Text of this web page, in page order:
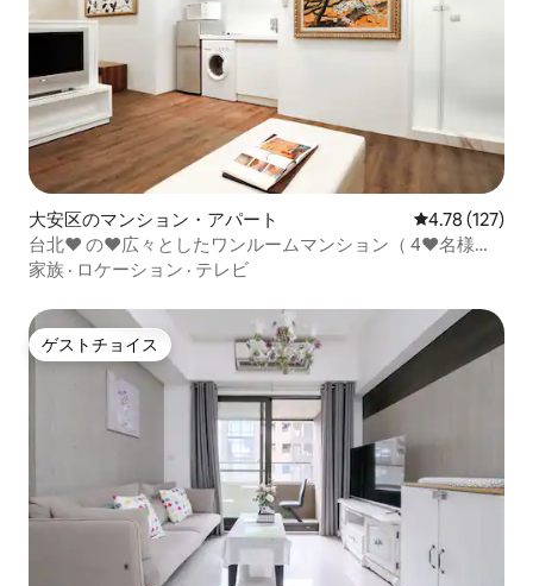
大安区のマンション・アパート レビュー127
4.78 (127)
台北♥ の♥広々としたワンルームマンション（ 4♥名様
用）
家族 · ロケーション · テレビ
ゲストチョイス
ゲストチョイス